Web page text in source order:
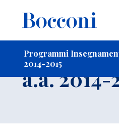
Programmi
2014-2015
-
a.a. 2014-